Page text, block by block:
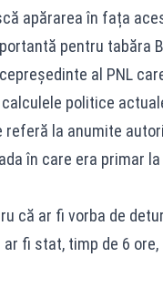
apărarea în fața
pentru tabăra
al PNL
politice
referă la anumite
în care era primar
că ar fi vorba de
fi stat, timp de 6 ore,